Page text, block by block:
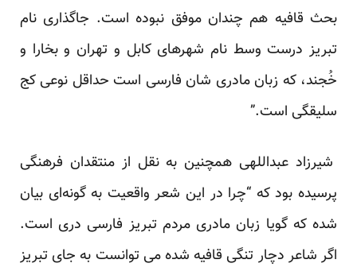
بحث قافیه هم چندان موفق نبوده است. جاگذاری نام
تبریز درست وسط نام شهرهای کابل و تهران و بخارا و
خُجند، که زبان مادری شان فارسی است حداقل نوعی کج
سلیقگی است.”
شیرزاد عبداللهی همچنین به نقل از منتقدان فرهنگی
پرسیده بود که “چرا در این شعر واقعیت به گونه‌ای بیان
شده که گویا زبان مادری مردم تبریز فارسی دری است.
اگر شاعر دچار تنگی قافیه شده می توانست به جای تبریز